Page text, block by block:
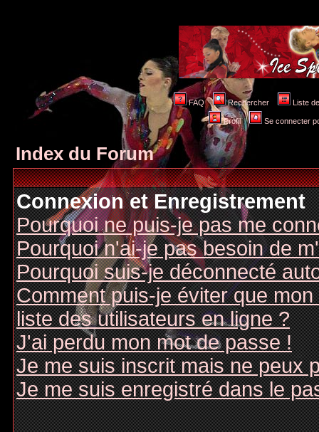
FAQ Rechercher Liste
Profil Se connecter
Index du Forum
Connexion et Enregistrement
Pourquoi ne puis-je pas me
Pourquoi n'ai-je pas besoin de
Pourquoi suis-je déconnecté
Comment puis-je éviter que
liste des utilisateurs en ligne ?
J'ai perdu mon mot de passe !
Je me suis inscrit mais ne peux
Je me suis enregistré dans le